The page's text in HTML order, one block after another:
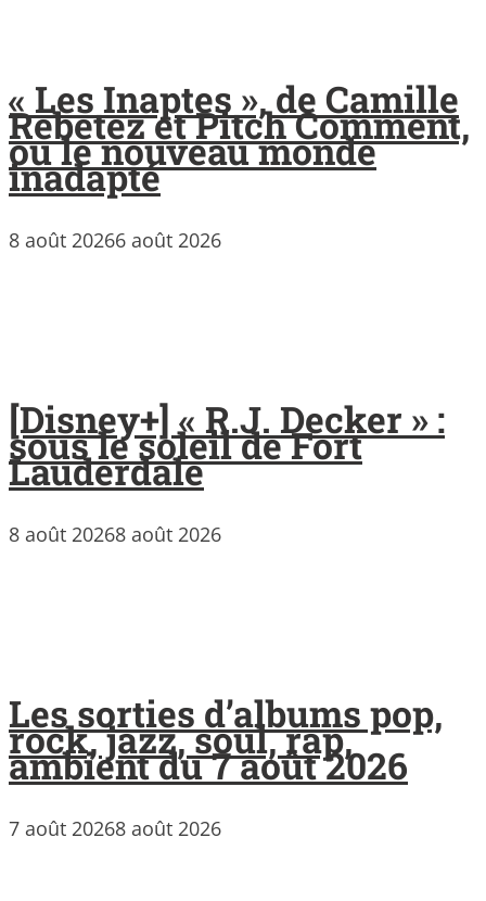
« Les Inaptes », de Camille
Rebetez et Pitch Comment,
ou le nouveau monde
inadapté
8 août 20266 août 2026
[Disney+] « R.J. Decker » :
sous le soleil de Fort
Lauderdale
8 août 20268 août 2026
Les sorties d’albums pop,
rock, jazz, soul, rap,
ambient du 7 août 2026
7 août 20268 août 2026